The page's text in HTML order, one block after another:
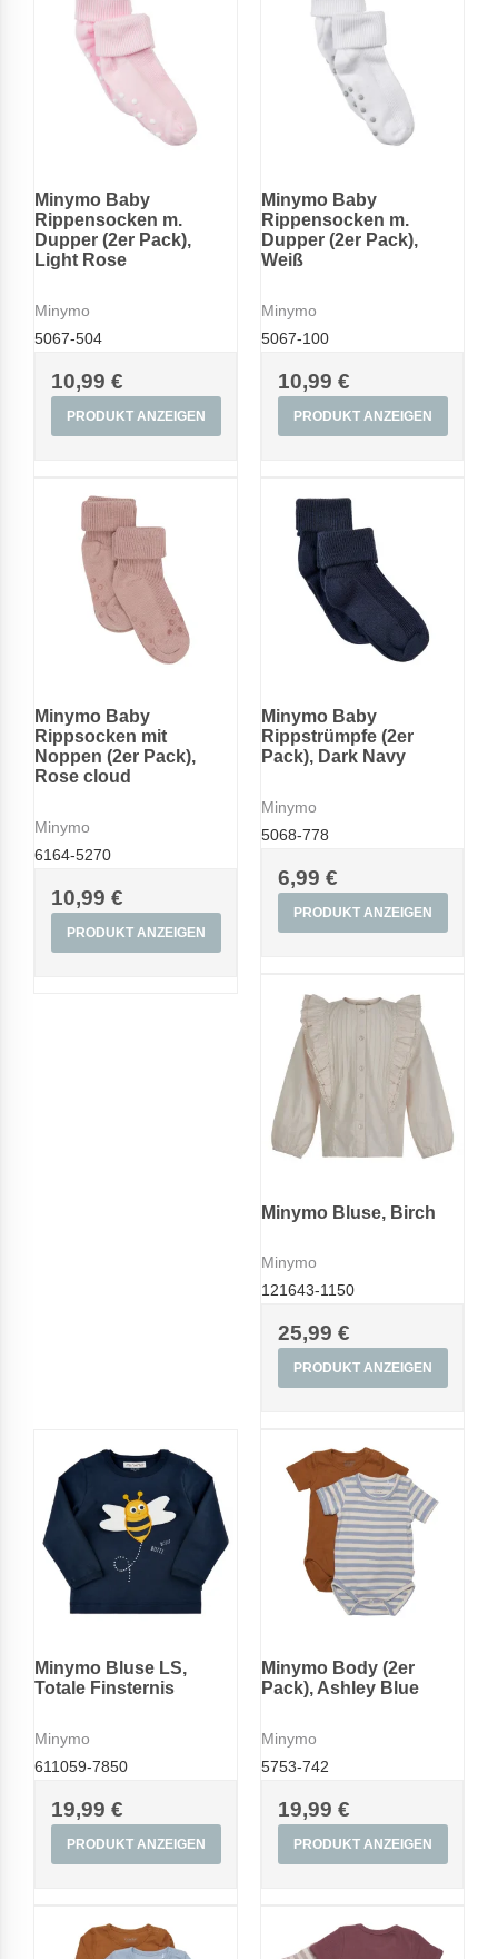
Minymo Baby
Rippensocken m.
Dupper (2er Pack),
Light Rose
Minymo
5067-504
10,99 €
PRODUKT ANZEIGEN
Minymo Baby
Rippensocken m.
Dupper (2er Pack),
Weiß
Minymo
5067-100
10,99 €
PRODUKT ANZEIGEN
Minymo Baby
Rippsocken mit
Noppen (2er Pack),
Rose cloud
Minymo
6164-5270
10,99 €
PRODUKT ANZEIGEN
Minymo Baby
Rippstrümpfe (2er
Pack), Dark Navy
Minymo
5068-778
6,99 €
PRODUKT ANZEIGEN
Minymo Bluse, Birch
Minymo
121643-1150
25,99 €
PRODUKT ANZEIGEN
Minymo Bluse LS,
Totale Finsternis
Minymo
611059-7850
19,99 €
PRODUKT ANZEIGEN
Minymo Body (2er
Pack), Ashley Blue
Minymo
5753-742
19,99 €
PRODUKT ANZEIGEN